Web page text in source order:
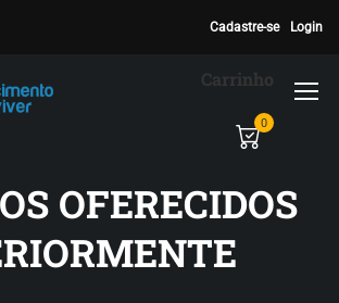
Cadastre-se Login
Carrinho
0
OFERECIDOS